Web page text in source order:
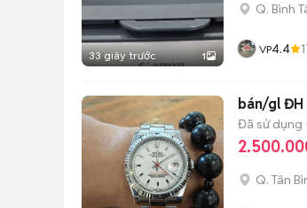
33 giây trước 1
Q. Bình
VP4.4
bán/gl
Đã sử dụng
Q. Tân